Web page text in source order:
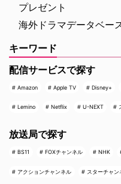
プレゼント
海外ドラマデータベー
キーワード
配信サービスで探す
Amazon Apple TV Disney+
Lemino Netflix U-NEXT
放送局で探す
BS11 FOXチャンネル NHK
アクションチャンネル スターチャン